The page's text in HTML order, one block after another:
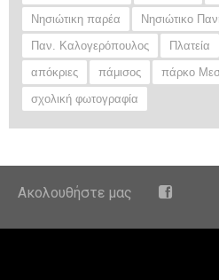
Νησιώτικη παρέα
Νησιώτικο
Παν. Καλογερόπουλος
Πλατεία
απόκριες
πάμισος
πάρκο
σχολική φωτογραφία
Ακολουθήστε μας